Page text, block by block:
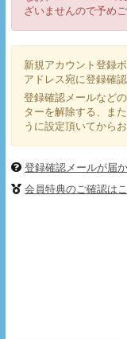
ざいませんので予め
新規アカウント登録
アドレス宛に登録確
登録確認メールなど
ターを解除する、ま
うに設定頂いてから
登録確認メールが届
会員特典のご確認は